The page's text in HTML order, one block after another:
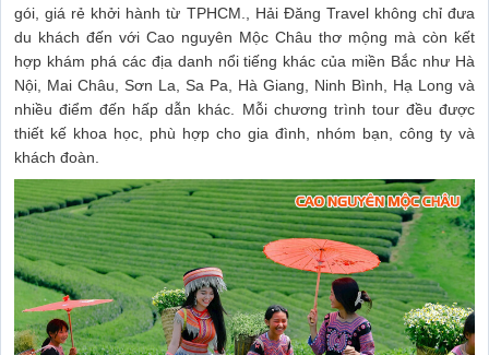
gói, giá rẻ khởi hành từ TPHCM., Hải Đăng Travel không chỉ đưa
du khách đến với Cao nguyên Mộc Châu thơ mộng mà còn kết
hợp khám phá các địa danh nổi tiếng khác của miền Bắc như Hà
Nội, Mai Châu, Sơn La, Sa Pa, Hà Giang, Ninh Bình, Hạ Long và
nhiều điểm đến hấp dẫn khác. Mỗi chương trình tour đều được
thiết kế khoa học, phù hợp cho gia đình, nhóm bạn, công ty và
khách đoàn.